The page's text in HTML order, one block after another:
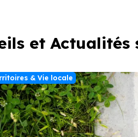
et
& Vie locale